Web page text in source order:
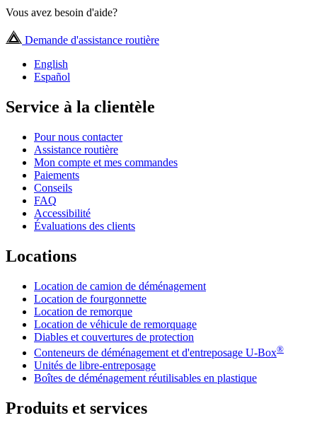
Vous avez besoin d'aide?
Demande d'assistance routière
English
Español
Service à la clientèle
Pour nous contacter
Assistance routière
Mon compte et mes commandes
Paiements
Conseils
FAQ
Accessibilité
Évaluations des clients
Locations
Location de camion de déménagement
Location de fourgonnette
Location de remorque
Location de véhicule de remorquage
Diables et couvertures de protection
Conteneurs de déménagement et d'entreposage U-Box®
Unités de libre-entreposage
Boîtes de déménagement réutilisables en plastique
Produits et services